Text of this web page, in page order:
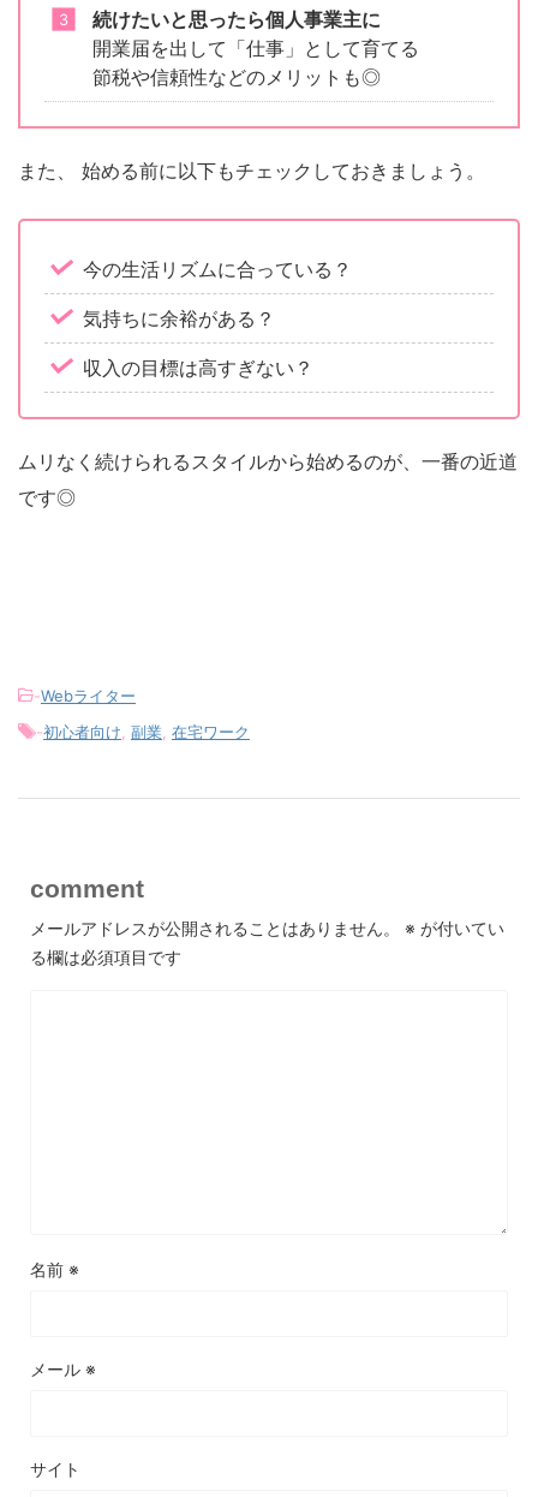
続けたいと思ったら個人事業主に
開業届を出して「仕事」として育てる
節税や信頼性などのメリットも◎
また、 始める前に以下もチェックしておきましょう。
今の生活リズムに合っている？
気持ちに余裕がある？
収入の目標は高すぎない？
ムリなく続けられるスタイルから始めるのが、一番の近道
です◎
-Webライター
-初心者向け 副業 在宅ワーク
comment
メールアドレスが公開されることはありません。 ※ が付いてい
る欄は必須項目です
名前 ※
メール ※
サイト